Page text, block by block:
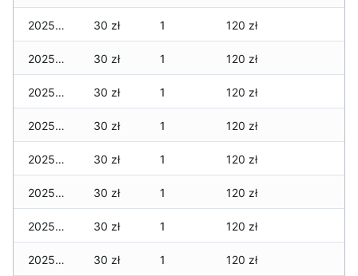
2025-12-16 30 zł 1 120 zł
2025-12-15 30 zł 1 120 zł
2025-12-14 30 zł 1 120 zł
2025-12-13 30 zł 1 120 zł
2025-12-12 30 zł 1 120 zł
2025-12-11 30 zł 1 120 zł
2025-12-10 30 zł 1 120 zł
2025-12-09 30 zł 1 120 zł